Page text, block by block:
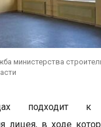
министерства
подходит к
лицея, в ходе